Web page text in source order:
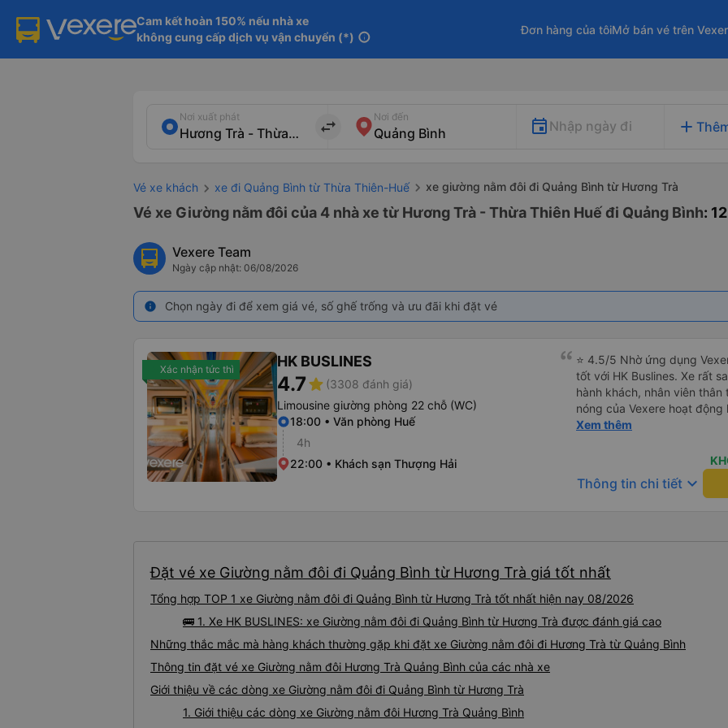
Cam kết hoàn 150% nếu nhà xe
không cung cấp dịch vụ vận chuyển (*) info
Đơn hàng của tôiMở bán vé trên
Nơi xuất phát
import_export
Nơi đến
Nhập ngày đi add
Vé xe khách xe đi Quảng Bình từ Thừa Thiên-Huế xe giường nằm đôi đi Quảng Bình từ Hương Trà
Vé xe Giường nằm đôi của 4 nhà xe từ Hương Trà - Thừa Thiên Huế đi Quảng Bình:
Vexere Team
Ngày cập nhật: 06/08/2026
info Chọn ngày đi để xem giá vé, số ghế trống và ưu đãi khi đặt vé
Xác nhận tức thì HK BUSLINES
4.7star (3308 đánh giá)
Limousine giường phòng 22 chỗ (WC)
18:00 • Văn phòng Huế
4h
22:00 • Khách sạn Thượng Hải
⭐ 4.5/5 Nhờ ứng dụng
tốt với HK Buslines. Xe rất
hành khách, nhân viên
nóng của Vexere hoạt
với khách hàng. Nhược
quay lại, điều này có thể
vì điểm trả khách chỉ ở
không phải ở nhà tôi :) Ưu
đánh giá 4.5 sao cho cả
mang đến nhiều tiện ích
tô của HK Buslines khá ổn.
cabin riêng, nhân viên phục
của Vexere làm việc hiệu
hàng. Điểm trừ: -0,5 sao
Xem thêm
Thông tin chi tiết keyboard_arrow_down
Đặt vé xe Giường nằm đôi đi Quảng Bình từ Hương Trà giá tốt nhất
Tổng hợp TOP 1 xe Giường nằm đôi đi Quảng Bình từ Hương Trà tốt nhất hiện nay 08/2026
🚌 1. Xe HK BUSLINES: xe Giường nằm đôi đi Quảng Bình từ Hương Trà được đánh giá cao
Những thắc mắc mà hàng khách thường gặp khi đặt xe Giường nằm đôi đi Hương Trà từ Quảng Bình
Thông tin đặt vé xe Giường nằm đôi Hương Trà Quảng Bình của các nhà xe
Giới thiệu về các dòng xe Giường nằm đôi đi Quảng Bình từ Hương Trà
1. Giới thiệu các dòng xe Giường nằm đôi Hương Trà Quảng Bình